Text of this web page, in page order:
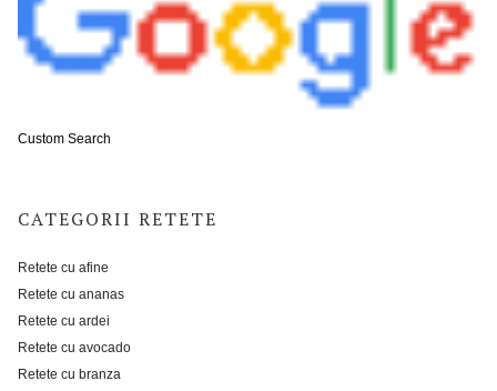
Custom Search
CATEGORII RETETE
Retete cu afine
Retete cu ananas
Retete cu ardei
Retete cu avocado
Retete cu branza